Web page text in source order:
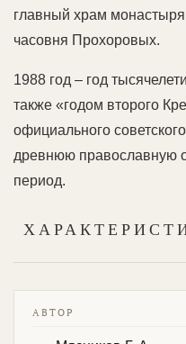
главный храм
часовня Прохоровых.
1988 год – год
также «годом второго
официального
древнюю православную
период.
АВТОР